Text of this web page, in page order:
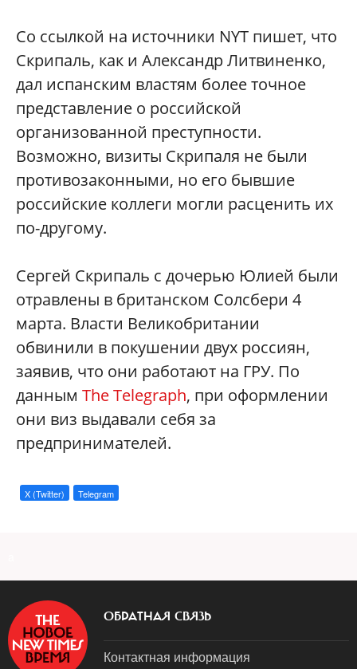
Со ссылкой на источники NYT пишет, что
Скрипаль, как и Александр Литвиненко,
дал испанским властям более точное
представление о российской
организованной преступности.
Возможно, визиты Скрипаля не были
противозаконными, но его бывшие
российские коллеги могли расценить их
по-другому.
Сергей Скрипаль с дочерью Юлией были
отравлены в британском Солсбери 4
марта. Власти Великобритании
обвинили в покушении двух россиян,
заявив, что они работают на ГРУ. По
данным The Telegraph, при оформлении
они виз выдавали себя за
предпринимателей.
X (Twitter) Telegram
ОБРАТНАЯ СВЯЗЬ
Контактная информация